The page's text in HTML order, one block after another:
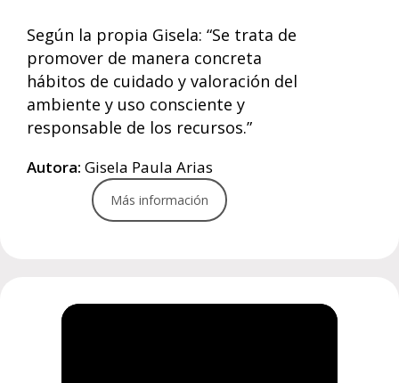
Según la propia Gisela: “Se trata de
promover de manera concreta
hábitos de cuidado y valoración del
ambiente y uso consciente y
responsable de los recursos.”
Autora: Gisela Paula Arias
Más información